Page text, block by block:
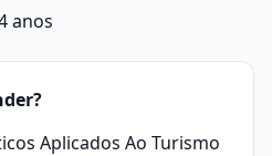
anos
Aplicados Ao Turismo